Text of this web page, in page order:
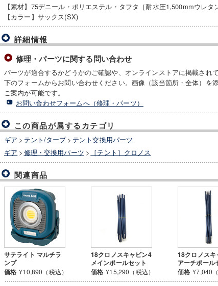
【素材】75デニール・ポリエステル・タフタ［耐水圧1,500mmウレタ
【カラー】サックス(SX)
詳細情報
修理・パーツに関する問い合わせ
パーツが適合するかどうかのご確認や、オンラインストアに掲載され
下のフォームからお問い合わせください。画像（該当箇所・全体）を
ご案内が可能です。
お問い合わせフォームへ（修理・パーツ）
この商品が属するカテゴリ
ギア > テント/タープ> テント交換用パーツ
ギア > 修理・交換用パーツ > ［テント］クロノス
関連商品
サテライト マルチラ
ンプ
価格 ¥10,890（税込）
18クロノスキャビン4
メインポールセット
価格 ¥15,290（税込）
18クロノスキ
アーチポール
価格 ¥7,040（